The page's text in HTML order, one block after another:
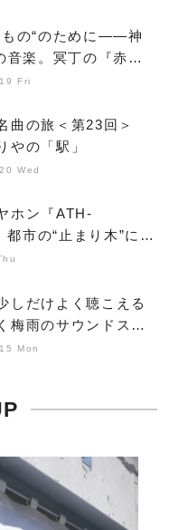
もの“のために――神
音楽。冥丁の『赤城
Fri
曲の旅＜第23回＞
やの「駅」
Wed
ホン『ATH-
市の“止まり木”にな
ングライター浮
しだけよく聴こえる
梅雨のサウンドス
Mon